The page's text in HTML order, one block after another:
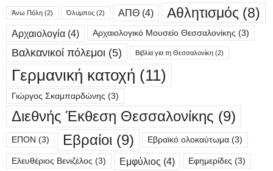
Άνω Πόλη (2) Όλυμπος (2) ΑΠΘ (4) Αθλητισμός (8)
Αρχαιολογία (4) Αρχαιολογικό Μουσείο Θεσσαλονίκης (3)
Βαλκανικοί πόλεμοι (5) Βιβλία για τη Θεσσαλονίκη (2)
Γερμανική κατοχή (11)
Γιώργος Σκαμπαρδώνης (3)
Διεθνής Έκθεση Θεσσαλονίκης (9)
ΕΠΟΝ (3) Εβραίοι (9) Εβραϊκό ολοκαύτωμα (3)
Ελευθέριος Βενιζέλος (3) Εμφύλιος (4) Εφημερίδες (3)